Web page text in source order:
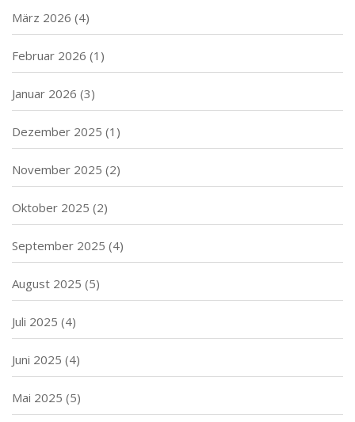
März 2026 (4)
Februar 2026 (1)
Januar 2026 (3)
Dezember 2025 (1)
November 2025 (2)
Oktober 2025 (2)
September 2025 (4)
August 2025 (5)
Juli 2025 (4)
Juni 2025 (4)
Mai 2025 (5)